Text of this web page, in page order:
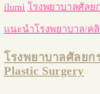
ilumi โรงพยาบาลศัลย
แนะนำโรงพยาบาล/ค
โรงพยาบาลศัลย
Plastic Surgery